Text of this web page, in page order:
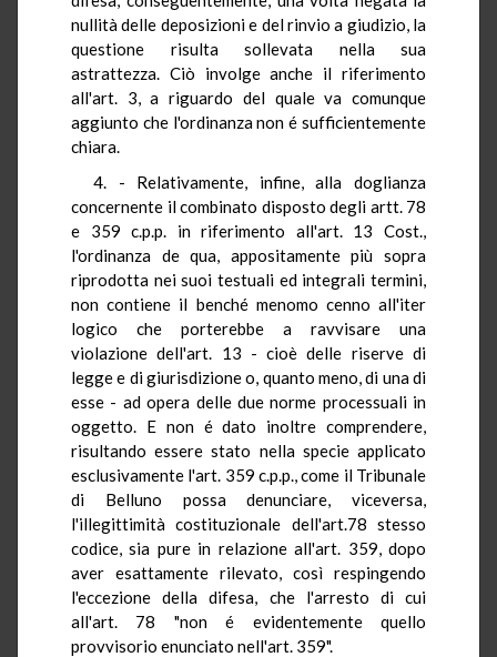
nullità delle deposizioni e del rinvio a giudizio, la
questione risulta sollevata nella sua
astrattezza. Ciò involge anche il riferimento
all'art. 3, a riguardo del quale va comunque
aggiunto che l'ordinanza non é sufficientemente
chiara.
4. - Relativamente, infine, alla doglianza
concernente il combinato disposto degli artt. 78
e 359 c.p.p. in riferimento all'art. 13 Cost.,
l'ordinanza de qua, appositamente più sopra
riprodotta nei suoi testuali ed integrali termini,
non contiene il benché menomo cenno all'iter
logico che porterebbe a ravvisare una
violazione dell'art. 13 - cioè delle riserve di
legge e di giurisdizione o, quanto meno, di una di
esse - ad opera delle due norme processuali in
oggetto. E non é dato inoltre comprendere,
risultando essere stato nella specie applicato
esclusivamente l'art. 359 c.p.p., come il Tribunale
di Belluno possa denunciare, viceversa,
l'illegittimità costituzionale dell'art.78 stesso
codice, sia pure in relazione all'art. 359, dopo
aver esattamente rilevato, così respingendo
l'eccezione della difesa, che l'arresto di cui
all'art. 78 "non é evidentemente quello
provvisorio enunciato nell'art. 359".